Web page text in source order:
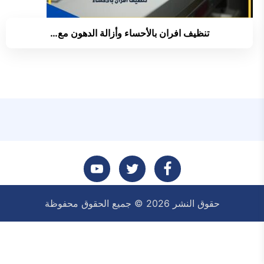
تنظيف افران بالأحساء وأزالة الدهون مع…
تابعنا
على
تابعنا
على
تابعنا
على حقوق النشر 2026 © جميع الحقوق محفوظة